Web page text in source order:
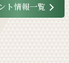
ト情報一覧